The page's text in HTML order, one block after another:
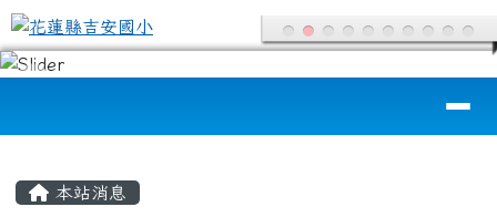
跳至主內容區
花蓮縣吉安國小
本站消息